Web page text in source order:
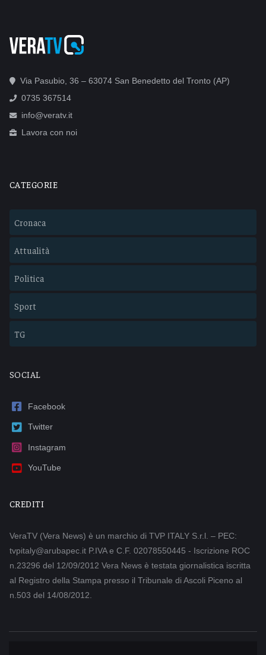
Via Pasubio, 36 – 63074 San Benedetto del Tronto (AP)
0735 367514
info@veratv.it
Lavora con noi
CATEGORIE
Cronaca
Attualità
Politica
Sport
TG
SOCIAL
Facebook
Twitter
Instagram
YouTube
CREDITI
VeraTV (Vera News) è un marchio di TVP ITALY S.r.l. – PEC:
tvpitaly@arubapec.it P.IVA e C.F. 02078550445 - Iscrizione ROC
n.23296 del 12/09/2012 Vera News è testata giornalistica iscritta
al Registro della Stampa presso il Tribunale di Ascoli Piceno al
n.503 del 14/08/2012.